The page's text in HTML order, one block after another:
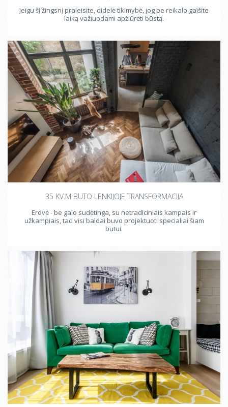
Jeigu šį žingsnį praleisite, didelė tikimybė, jog be reikalo gaišite
laiką važiuodami apžiūrėti būstą.
35 KV.M BUTO LENKIJOJE TRANSFORMACIJA
Erdvė - be galo sudėtinga, su netradiciniais kampais ir
užkampiais, tad visi baldai buvo projektuoti specialiai šiam
butui.